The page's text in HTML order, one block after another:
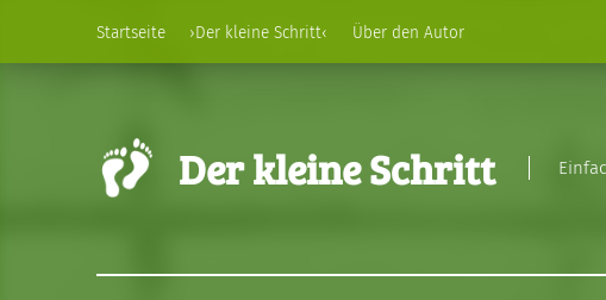
Startseite
›Der kleine Schritt‹ Über den Autor
Der kleine Schritt